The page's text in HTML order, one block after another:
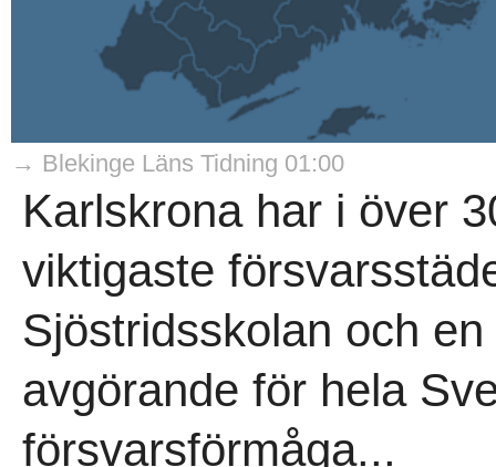
→ Blekinge Läns Tidning 01:00
Karlskrona har i över
viktigaste
Sjöstridsskolan och
avgörande för hela
försvarsförmåga...